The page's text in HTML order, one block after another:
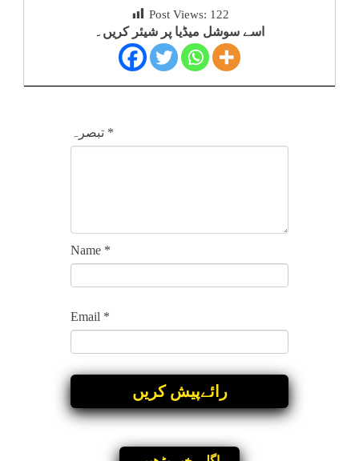
Post Views: 122
اسے سوشل میڈیا پر شیئر کریں۔
تبصرہ *
Name *
Email *